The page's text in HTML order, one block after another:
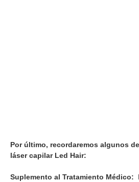
Por último, recordaremos algunos
láser capilar Led Hair:
Suplemento al Tratamiento Médico: